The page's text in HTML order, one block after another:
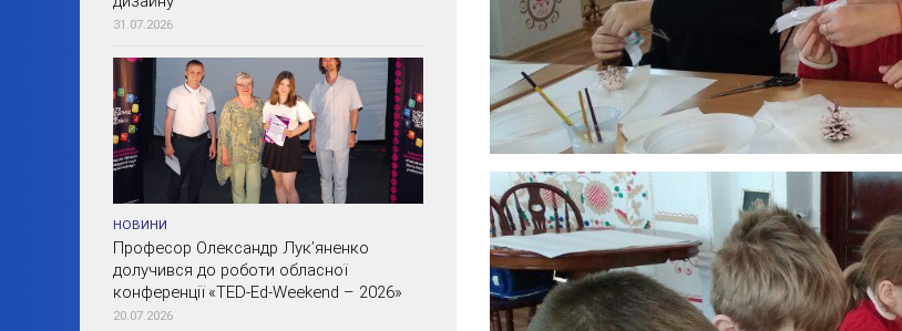
31.07.2026
НОВИНИ
Професор Олександр Лук’яненко
долучився до роботи обласної
конференції «TED-Ed-Weekend – 2026»
20.07.2026